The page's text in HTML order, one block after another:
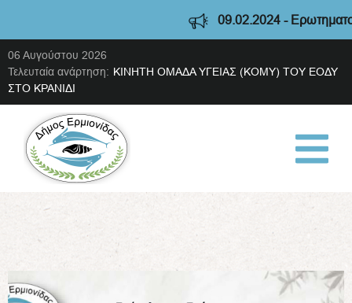
09.02.2024 -
06 Αυγούστου 2026
Τελευταία ανάρτηση: ΚΙΝΗΤΗ ΟΜΑΔΑ ΥΓΕΙΑΣ (ΚΟΜΥ) ΤΟΥ ΕΟΔΥ
ΣΤΟ ΚΡΑΝΙΔΙ